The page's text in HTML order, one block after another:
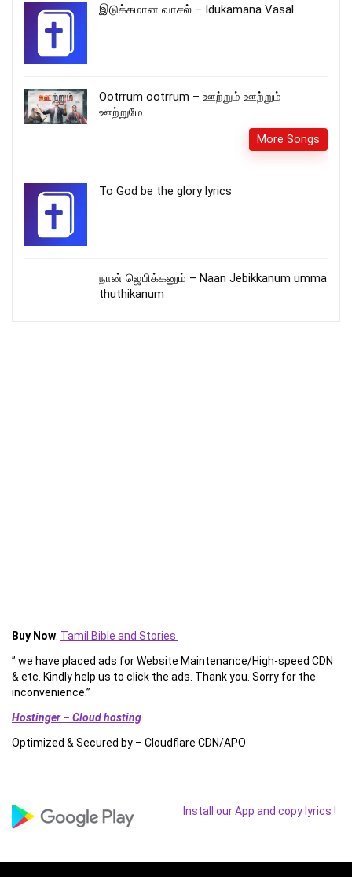
இடுக்கமான வாசல் – Idukamana Vasal
Ootrrum ootrrum – ஊற்றும் ஊற்றும்
ஊற்றுமே
More Songs
To God be the glory lyrics
நான் ஜெபிக்கனும் – Naan Jebikkanum umma
thuthikanum
Buy Now: Tamil Bible and Stories
” we have placed ads for Website Maintenance/High-speed CDN
& etc. Kindly help us to click the ads. Thank you. Sorry for the
inconvenience.”
Hostinger – Cloud hosting
Optimized & Secured by – Cloudflare CDN/APO
Install our App and copy lyrics !